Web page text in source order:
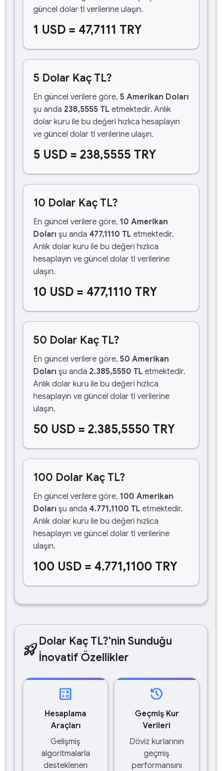
güncel dolar tl verilerine ulaşın.
1 USD = 47,7111 TRY
5 Dolar Kaç TL?
En güncel verilere göre, 5 Amerikan Doları
şu anda 238,5555 TL etmektedir. Anlık
dolar kuru ile bu değeri hızlıca hesaplayın
ve güncel dolar tl verilerine ulaşın.
5 USD = 238,5555 TRY
10 Dolar Kaç TL?
En güncel verilere göre, 10 Amerikan
Doları şu anda 477,1110 TL etmektedir.
Anlık dolar kuru ile bu değeri hızlıca
hesaplayın ve güncel dolar tl verilerine
ulaşın.
10 USD = 477,1110 TRY
50 Dolar Kaç TL?
En güncel verilere göre, 50 Amerikan
Doları şu anda 2.385,5550 TL etmektedir.
Anlık dolar kuru ile bu değeri hızlıca
hesaplayın ve güncel dolar tl verilerine
ulaşın.
50 USD = 2.385,5550 TRY
100 Dolar Kaç TL?
En güncel verilere göre, 100 Amerikan
Doları şu anda 4.771,1100 TL etmektedir.
Anlık dolar kuru ile bu değeri hızlıca
hesaplayın ve güncel dolar tl verilerine
ulaşın.
100 USD = 4.771,1100 TRY
rocket_launchDolar Kaç TL?'nin Sunduğu
İnovatif Özellikler
calculate
Hesaplama
Araçları
Gelişmiş
algoritmalarla
desteklenen
history
Geçmiş Kur
Verileri
Döviz kurlarının
geçmiş
performansını